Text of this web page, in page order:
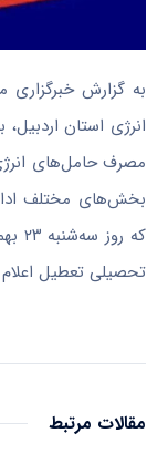
به گزارش خبرگزاری
انرژی استان
مصرف حامل‌های
بخش‌های مختلف
که
تحصیلی تعطیل
مقالات مرتبط